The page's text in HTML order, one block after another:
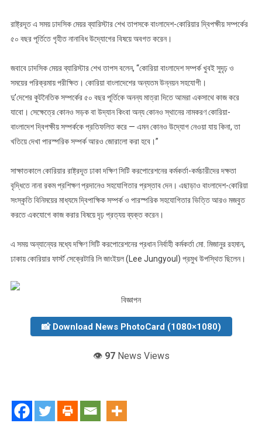
রাষ্ট্রদূত এ সময় ঢাদসিক মেয়র ব্যারিস্টার শেখ তাপসকে বাংলাদেশ-কোরিয়ার দ্বিপক্ষীয় সম্পর্কের
৫০ বছর পূর্তিতে গৃহীত নানাবিধ উদ্যোগের বিষয়ে অবগত করেন।
জবাবে ঢাদসিক মেয়র ব্যারিস্টার শেখ তাপস বলেন, “কোরিয়া বাংলাদেশ সম্পর্ক খুবই সুদৃঢ় ও
সময়ের পরিক্রমায় পরীক্ষিত। কোরিয়া বাংলাদেশের অন্যতম উন্নয়ন সহযোগী।
দু’দেশের কুটনৈতিক সম্পর্কের ৫০ বছর পূর্তিকে অনন্য মাত্রা দিতে আমরা একসাথে কাজ করে
যাবো। সেক্ষেত্রে কোনও সড়ক বা উদ্যান কিংবা অন্য কোনও স্থানের নামকরণ কোরিয়া-
বাংলাদেশ দ্বিপক্ষীয় সম্পর্ককে প্রতিফলিত করে — এমন কোনও উদ্যোগ নেওয়া যায় কিনা, তা
খতিয়ে দেখা পারস্পরিক সম্পর্ক আরও জোরালো করা হবে।”
সাক্ষাতকালে কোরিয়ার রাষ্ট্রদূত ঢাকা দক্ষিণ সিটি করপোরেশনের কর্মকর্তা-কর্মচারীদের দক্ষতা
বৃদ্ধিতে নানা রকম প্রশিক্ষণ প্রদানেও সহযোগিতার প্রস্তাব দেন। এছাড়াও বাংলাদেশ-কোরিয়া
সংস্কৃতি বিনিময়ের মাধ্যমে দ্বিপাক্ষিক সম্পর্ক ও পারস্পরিক সহযোগিতার ভিত্তি আরও মজবুত
করতে একযোগে কাজ করার বিষয়ে দৃঢ় প্রত্যয় ব্যক্ত করেন।
এ সময় অন্যান্যের মধ্যে দক্ষিণ সিটি করপোরেশনের প্রধান নির্বাহী কর্মকর্তা মো. মিজানুর রহমান,
ঢাকায় কোরিয়ার ফার্স্ট সেক্রেটারি লি জাংইয়ল (Lee Jungyoul) প্রমুখ উপস্থিত ছিলেন।
বিজ্ঞাপন
📸 Download News PhotoCard (1080×1080)
👁️ 97News Views